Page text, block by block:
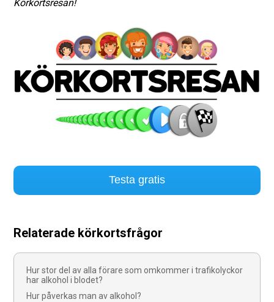
Körkortsresan!
Testa gratis
Relaterade körkortsfrågor
Hur stor del av alla förare som omkommer i trafikolyckor
har alkohol i blodet?
Hur påverkas man av alkohol?